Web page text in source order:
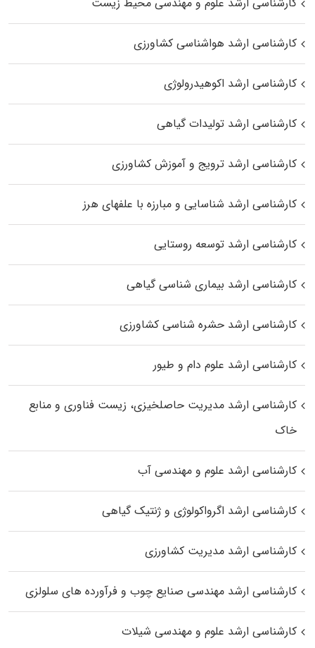
کارشناسی ارشد هواشناسی کشاورزی
کارشناسی ارشد اکوهیدرولوژی
کارشناسی ارشد تولیدات گیاهی
کارشناسی ارشد ترویج و آموزش کشاورزی
کارشناسی ارشد شناسایی و مبارزه با علفهای هرز
کارشناسی ارشد توسعه روستایی
کارشناسی ارشد بیماری‌ شناسی گیاهی
کارشناسی ارشد حشره‌ شناسی کشاورزی
کارشناسی ارشد علوم دام و طیور
کارشناسی ارشد مدیریت حاصلخیزی، زیست فناوری و منابع
خاک
کارشناسی ارشد علوم و مهندسی آب
کارشناسی ارشد اگرواکولوژی و ژنتیک گیاهی
کارشناسی ارشد مدیریت کشاورزی
کارشناسی ارشد مهندسی صنایع چوب و فرآورده‌ های سلولزی
کارشناسی ارشد علوم و مهندسی شیلات